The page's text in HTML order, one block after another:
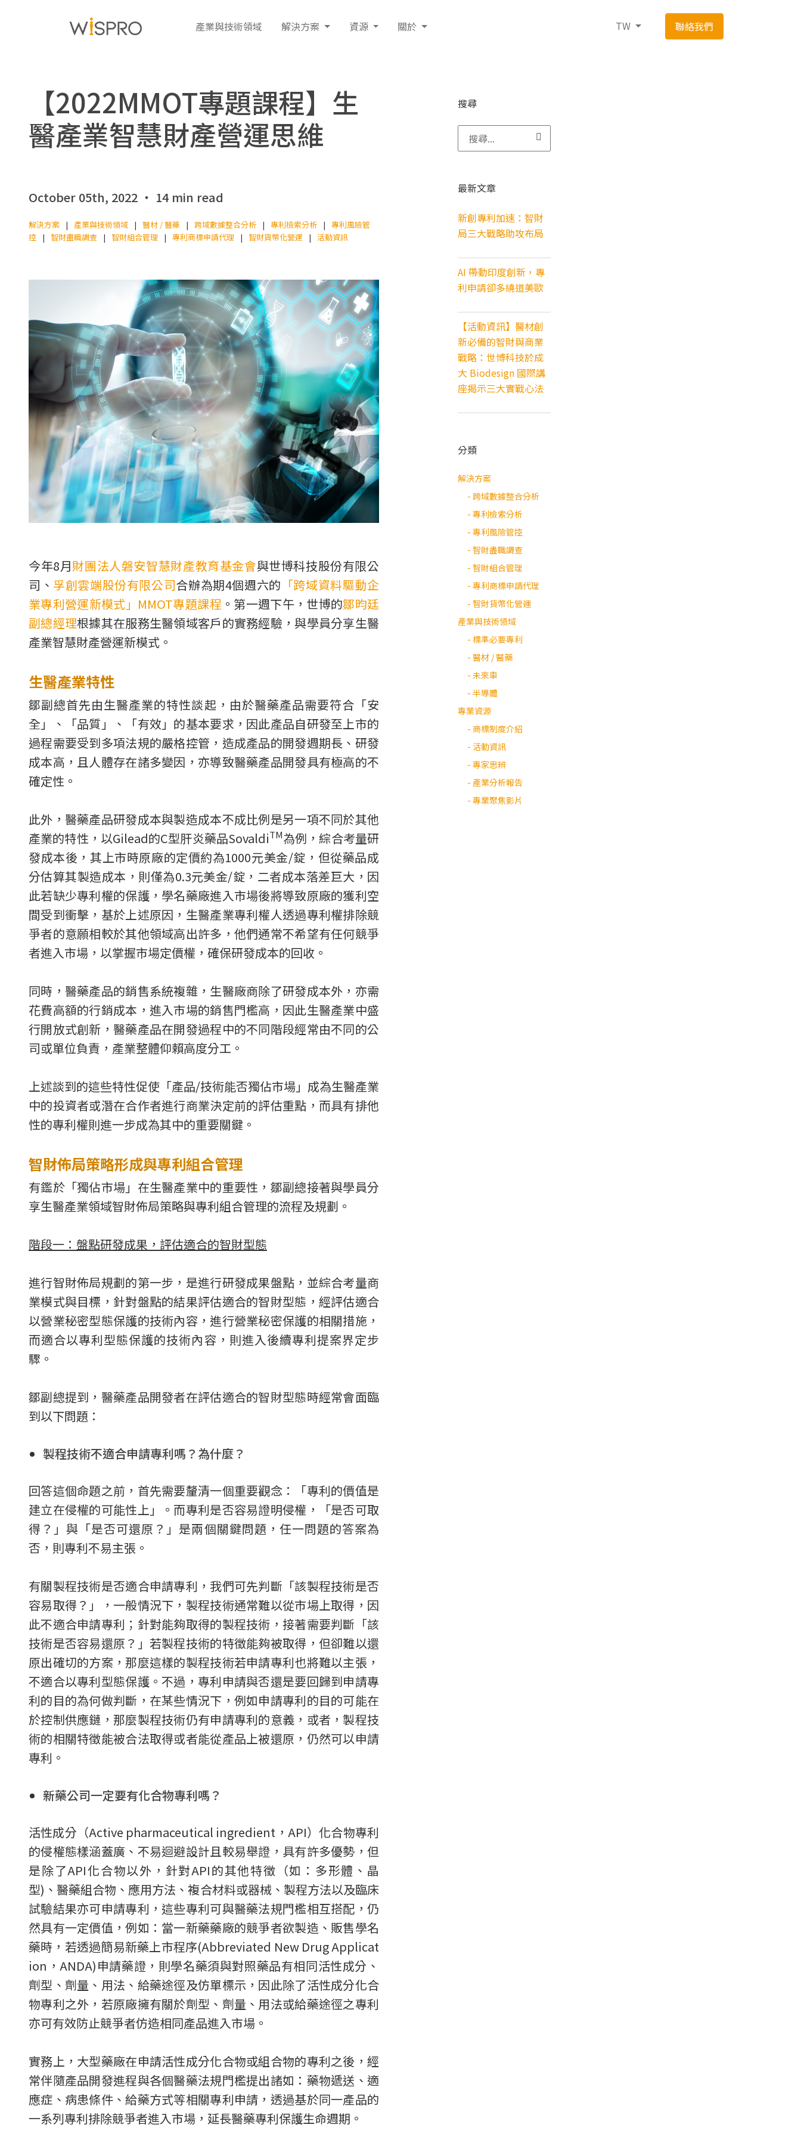
產業與技術領域 解決方案 資源 關於 TW 聯絡我們
【2022MMOT專題課程】生
醫產業智慧財產營運思維
October 05th, 2022 ‧ 14 min read
解決方案 產業與技術領域 醫材 / 醫藥 跨域數據整合分析 專利檢索分析
專利風險管
控
智財盡職調查 智財組合管理 專利商標申請代理 智財貨幣化營運 活動資訊
今年8月財團法人磐安智慧財產教育基金會與世博科技股份有限公
司、 孚創雲端股份有限公司合辦為期4個週六的 「跨域資料驅動企
業專利營運新模式」MMOT專題課程 。第一週下午，世博的鄒昀廷
副總經理根據其在服務生醫領域客戶的實務經驗，與學員分享生醫
產業智慧財產營運新模式。
生醫產業特性
鄒副總首先由生醫產業的特性談起，由於醫藥產品需要符合「安
全」、「品質」、「有效」的基本要求，因此產品自研發至上市的
過程需要受到多項法規的嚴格控管，造成產品的開發週期長、研發
成本高，且人體存在諸多變因，亦導致醫藥產品開發具有極高的不
確定性。
此外，醫藥產品研發成本與製造成本不成比例是另一項不同於其他
產業的特性，以Gilead的C型肝炎藥品SovaldiTM為例，綜合考量研
發成本後，其上市時原廠的定價約為1000元美金/錠，但從藥品成
分估算其製造成本，則僅為0.3元美金/錠，二者成本落差巨大，因
此若缺少專利權的保護，學名藥廠進入市場後將導致原廠的獲利空
間受到衝擊，基於上述原因，生醫產業專利權人透過專利權排除競
爭者的意願相較於其他領域高出許多，他們通常不希望有任何競爭
者進入市場，以掌握市場定價權，確保研發成本的回收。
同時，醫藥產品的銷售系統複雜，生醫廠商除了研發成本外，亦需
花費高額的行銷成本，進入市場的銷售門檻高，因此生醫產業中盛
行開放式創新，醫藥產品在開發過程中的不同階段經常由不同的公
司或單位負責，產業整體仰賴高度分工。
上述談到的這些特性促使「產品/技術能否獨佔市場」成為生醫產業
中的投資者或潛在合作者進行商業決定前的評估重點，而具有排他
性的專利權則進一步成為其中的重要關鍵。
智財佈局策略形成與專利組合管理
有鑑於「獨佔市場」在生醫產業中的重要性，鄒副總接著與學員分
享生醫產業領域智財佈局策略與專利組合管理的流程及規劃。
階段一：盤點研發成果，評估適合的智財型態
進行智財佈局規劃的第一步，是進行研發成果盤點，並綜合考量商
業模式與目標，針對盤點的結果評估適合的智財型態，經評估適合
以營業秘密型態保護的技術內容，進行營業秘密保護的相關措施，
而適合以專利型態保護的技術內容，則進入後續專利提案界定步
驟。
鄒副總提到，醫藥產品開發者在評估適合的智財型態時經常會面臨
到以下問題：
製程技術不適合申請專利嗎？為什麼？
回答這個命題之前，首先需要釐清一個重要觀念：「專利的價值是
建立在侵權的可能性上」。而專利是否容易證明侵權，「是否可取
得？」與「是否可還原？」是兩個關鍵問題，任一問題的答案為
否，則專利不易主張。
有關製程技術是否適合申請專利，我們可先判斷「該製程技術是否
容易取得？」，一般情況下，製程技術通常難以從市場上取得，因
此不適合申請專利；針對能夠取得的製程技術，接著需要判斷「該
技術是否容易還原？」若製程技術的特徵能夠被取得，但卻難以還
原出確切的方案，那麼這樣的製程技術若申請專利也將難以主張，
不適合以專利型態保護。不過，專利申請與否還是要回歸到申請專
利的目的為何做判斷，在某些情況下，例如申請專利的目的可能在
於控制供應鏈，那麼製程技術仍有申請專利的意義，或者，製程技
術的相關特徵能被合法取得或者能從產品上被還原，仍然可以申請
專利。
新藥公司一定要有化合物專利嗎？
活性成分（Active pharmaceutical ingredient，API）化合物專利
的侵權態樣涵蓋廣、不易迴避設計且較易舉證，具有許多優勢，但
是除了API化合物以外，針對API的其他特徵（如：多形體、晶
型)、醫藥組合物、應用方法、複合材料或器械、製程方法以及臨床
試驗結果亦可申請專利，這些專利可與醫藥法規門檻相互搭配，仍
然具有一定價值，例如：當一新藥藥廠的競爭者欲製造、販售學名
藥時，若透過簡易新藥上市程序(Abbreviated New Drug Applicat
ion，ANDA)申請藥證，則學名藥須與對照藥品有相同活性成分、
劑型、劑量、用法、給藥途徑及仿單標示，因此除了活性成分化合
物專利之外，若原廠擁有關於劑型、劑量、用法或給藥途徑之專利
亦可有效防止競爭者仿造相同產品進入市場。
實務上，大型藥廠在申請活性成分化合物或組合物的專利之後，經
常伴隨產品開發進程與各個醫藥法規門檻提出諸如：藥物遞送、適
應症、病患條件、給藥方式等相關專利申請，透過基於同一產品的
一系列專利排除競爭者進入市場，延長醫藥專利保護生命週期。
搜尋
搜尋關鍵字:
最新文章
新創專利加速：智財
局三大戰略助攻布局
AI 帶動印度創新，專
利申請卻多繞道美歐
【活動資訊】醫材創
新必備的智財與商業
戰略：世博科技於成
大 Biodesign 國際講
座揭示三大實戰心法
分類
解決方案
- 跨域數據整合分析
- 專利檢索分析
- 專利風險管控
- 智財盡職調查
- 智財組合管理
- 專利商標申請代理
- 智財貨幣化營運
產業與技術領域
- 標準必要專利
- 醫材 / 醫藥
- 未來車
- 半導體
專業資源
- 商標制度介紹
- 活動資訊
- 專家思辨
- 產業分析報告
- 專業聚焦影片